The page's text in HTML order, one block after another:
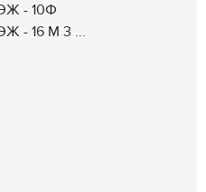
- 10Ф
- 16 М 3 ...